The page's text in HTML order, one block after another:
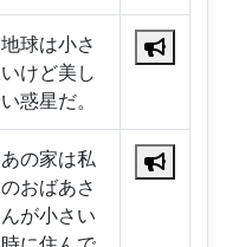
地球は小さ
いけど美し
い惑星だ。
あの家は私
のおばあさ
んが小さい